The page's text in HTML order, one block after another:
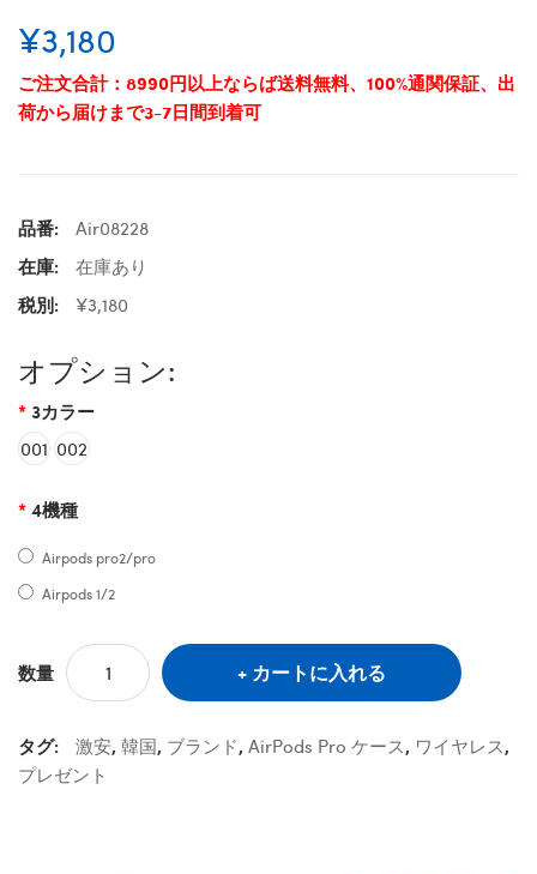
¥3,180
ご注文合計：8990円以上ならば送料無料、100%通関保証、出
荷から届けまで3-7日間到着可
品番:
Air08228
在庫:
在庫あり
税別:
¥3,180
オプション:
3カラー
001 002
4機種
Airpods pro2/pro
Airpods 1/2
数量 カートに入れる
タグ: 激安, 韓国, ブランド, AirPods Pro ケース, ワイヤレス,
プレゼント